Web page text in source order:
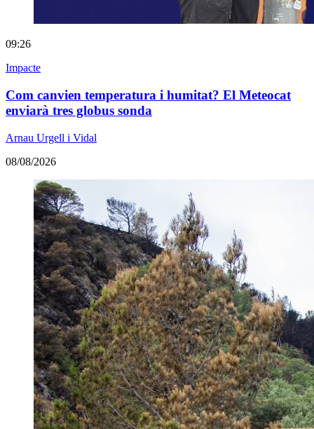
09:26
Impacte
Com canvien temperatura i humitat? El Meteocat
enviarà tres globus sonda
Arnau Urgell i Vidal
08/08/2026